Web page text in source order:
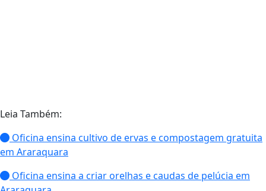
Leia Também:
Oficina ensina cultivo de ervas e compostagem gratuita
em Araraquara
Oficina ensina a criar orelhas e caudas de pelúcia em